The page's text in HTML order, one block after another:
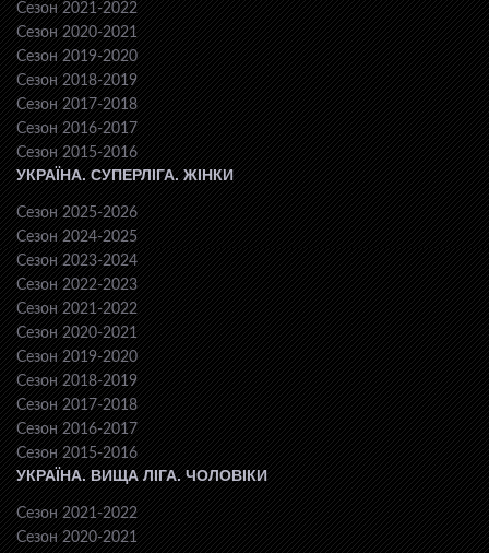
Сезон 2021-2022
Сезон 2020-2021
Сезон 2019-2020
Сезон 2018-2019
Сезон 2017-2018
Сезон 2016-2017
Сезон 2015-2016
УКРАЇНА. СУПЕРЛІГА. ЖІНКИ
Сезон 2025-2026
Сезон 2024-2025
Сезон 2023-2024
Сезон 2022-2023
Сезон 2021-2022
Сезон 2020-2021
Сезон 2019-2020
Сезон 2018-2019
Сезон 2017-2018
Сезон 2016-2017
Сезон 2015-2016
УКРАЇНА. ВИЩА ЛІГА. ЧОЛОВІКИ
Сезон 2021-2022
Сезон 2020-2021